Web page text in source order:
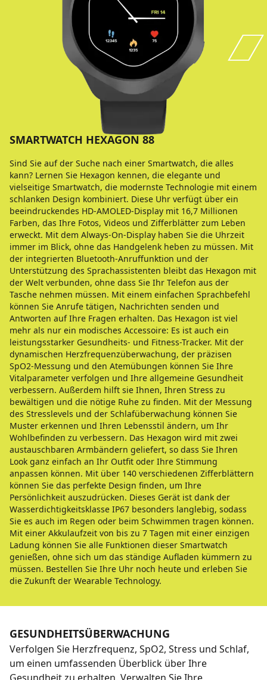
SMARTWATCH HEXAGON 88
Sind Sie auf der Suche nach einer Smartwatch, die alles
kann? Lernen Sie Hexagon kennen, die elegante und
vielseitige Smartwatch, die modernste Technologie mit einem
schlanken Design kombiniert. Diese Uhr verfügt über ein
beeindruckendes HD-AMOLED-Display mit 16,7 Millionen
Farben, das Ihre Fotos, Videos und Zifferblätter zum Leben
erweckt. Mit dem Always-On-Display haben Sie die Uhrzeit
immer im Blick, ohne das Handgelenk heben zu müssen. Mit
der integrierten Bluetooth-Anruffunktion und der
Unterstützung des Sprachassistenten bleibt das Hexagon mit
der Welt verbunden, ohne dass Sie Ihr Telefon aus der
Tasche nehmen müssen. Mit einem einfachen Sprachbefehl
können Sie Anrufe tätigen, Nachrichten senden und
Antworten auf Ihre Fragen erhalten. Das Hexagon ist viel
mehr als nur ein modisches Accessoire: Es ist auch ein
leistungsstarker Gesundheits- und Fitness-Tracker. Mit der
dynamischen Herzfrequenzüberwachung, der präzisen
SpO2-Messung und den Atemübungen können Sie Ihre
Vitalparameter verfolgen und Ihre allgemeine Gesundheit
verbessern. Außerdem hilft sie Ihnen, Ihren Stress zu
bewältigen und die nötige Ruhe zu finden. Mit der Messung
des Stresslevels und der Schlafüberwachung können Sie
Muster erkennen und Ihren Lebensstil ändern, um Ihr
Wohlbefinden zu verbessern. Das Hexagon wird mit zwei
austauschbaren Armbändern geliefert, so dass Sie Ihren
Look ganz einfach an Ihr Outfit oder Ihre Stimmung
anpassen können. Mit über 140 verschiedenen Zifferblättern
können Sie das perfekte Design finden, um Ihre
Persönlichkeit auszudrücken. Dieses Gerät ist dank der
Wasserdichtigkeitsklasse IP67 besonders langlebig, sodass
Sie es auch im Regen oder beim Schwimmen tragen können.
Mit einer Akkulaufzeit von bis zu 7 Tagen mit einer einzigen
Ladung können Sie alle Funktionen dieser Smartwatch
genießen, ohne sich um das ständige Aufladen kümmern zu
müssen. Bestellen Sie Ihre Uhr noch heute und erleben Sie
die Zukunft der Wearable Technology.
GESUNDHEITSÜBERWACHUNG
Verfolgen Sie Herzfrequenz, SpO2, Stress und Schlaf,
um einen umfassenden Überblick über Ihre